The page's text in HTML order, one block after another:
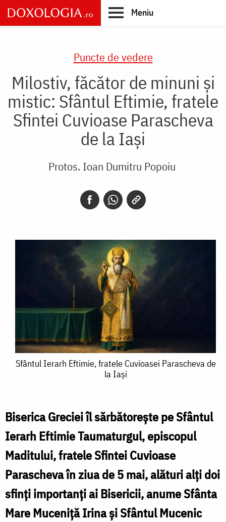
Skip
to
main
Meniu
Puncte de vedere
Milostiv, făcător de minuni și
mistic: Sfântul Eftimie, fratele
Sfintei Cuvioase Parascheva
de la Iași
Protos. Ioan Dumitru Popoiu
Sfântul
fratele
Cuvioasei
Parascheva
la
Iași
Sfântul Ierarh Eftimie, fratele Cuvioasei Parascheva de
la Iași
Biserica Greciei îl sărbătorește pe Sfântul
Ierarh Eftimie Taumaturgul, episcopul
Maditului, fratele Sfintei Cuvioase
Parascheva în ziua de 5 mai, alături alți doi
sfinți importanți ai Bisericii, anume Sfânta
Mare Muceniță Irina și Sfântul Mucenic